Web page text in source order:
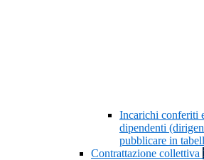
Incarichi conferiti
dipendenti
pubblicare in
Contrattazione collettiva